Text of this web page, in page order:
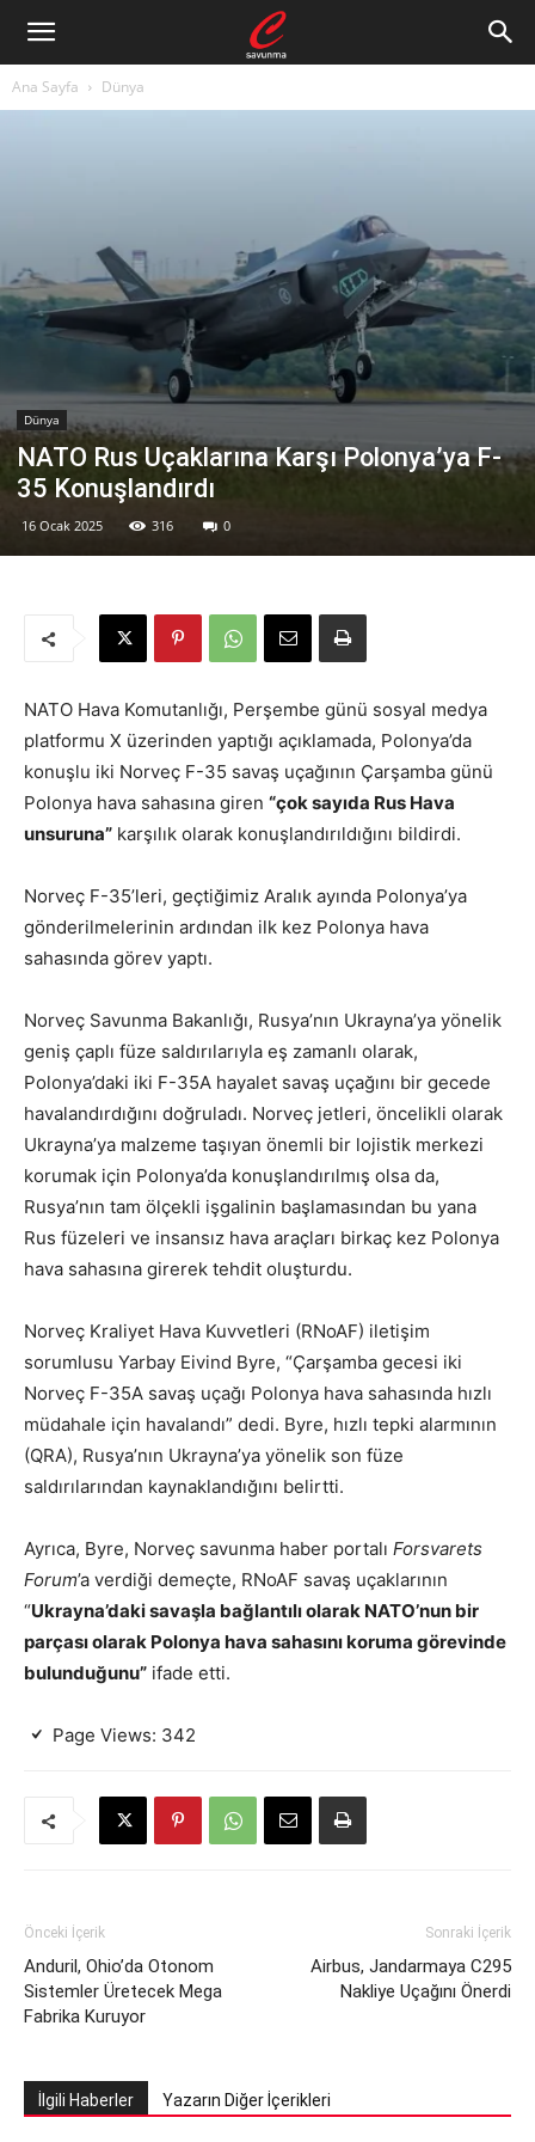
Ana Sayfa Dünya
Dünya
NATO Rus Uçaklarına Karşı Polonya’ya F-
35 Konuşlandırdı
16 Ocak 2025 316 0
NATO Hava Komutanlığı, Perşembe günü sosyal medya
platformu X üzerinden yaptığı açıklamada, Polonya’da
konuşlu iki Norveç F-35 savaş uçağının Çarşamba günü
Polonya hava sahasına giren “çok sayıda Rus Hava
unsuruna” karşılık olarak konuşlandırıldığını bildirdi.
Norveç F-35’leri, geçtiğimiz Aralık ayında Polonya’ya
gönderilmelerinin ardından ilk kez Polonya hava
sahasında görev yaptı.
Norveç Savunma Bakanlığı, Rusya’nın Ukrayna’ya yönelik
geniş çaplı füze saldırılarıyla eş zamanlı olarak,
Polonya’daki iki F-35A hayalet savaş uçağını bir gecede
havalandırdığını doğruladı. Norveç jetleri, öncelikli olarak
Ukrayna’ya malzeme taşıyan önemli bir lojistik merkezi
korumak için Polonya’da konuşlandırılmış olsa da,
Rusya’nın tam ölçekli işgalinin başlamasından bu yana
Rus füzeleri ve insansız hava araçları birkaç kez Polonya
hava sahasına girerek tehdit oluşturdu.
Norveç Kraliyet Hava Kuvvetleri (RNoAF) iletişim
sorumlusu Yarbay Eivind Byre, “Çarşamba gecesi iki
Norveç F-35A savaş uçağı Polonya hava sahasında hızlı
müdahale için havalandı” dedi. Byre, hızlı tepki alarmının
(QRA), Rusya’nın Ukrayna’ya yönelik son füze
saldırılarından kaynaklandığını belirtti.
Ayrıca, Byre, Norveç savunma haber portalı Forsvarets
Forum’a verdiği demeçte, RNoAF savaş uçaklarının
“Ukrayna’daki savaşla bağlantılı olarak NATO’nun bir
parçası olarak Polonya hava sahasını koruma görevinde
bulunduğunu” ifade etti.
Page Views: 342
Önceki İçerik
Anduril, Ohio’da Otonom
Sistemler Üretecek Mega
Fabrika Kuruyor
Sonraki İçerik
Airbus, Jandarmaya C295
Nakliye Uçağını Önerdi
İlgili Haberler Yazarın Diğer İçerikleri